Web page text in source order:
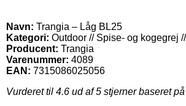
Navn: Trangia – Låg BL25
Kategori: Outdoor // Spise- og kogegrej
Producent: Trangia
Varenummer: 4089
EAN: 7315086025056
Vurderet til 4.6 ud af 5 stjerner baseret på